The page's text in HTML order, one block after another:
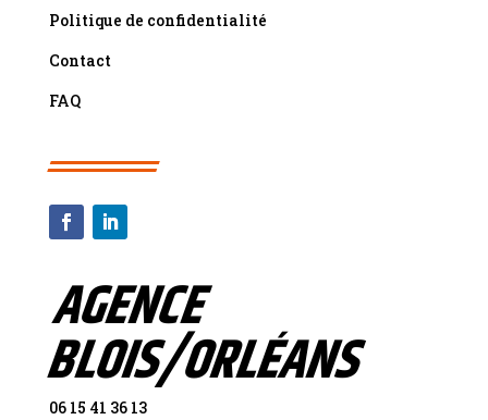
Politique de confidentialité
Contact
FAQ
AGENCE
BLOIS/ORLÉANS
06 15 41 36 13